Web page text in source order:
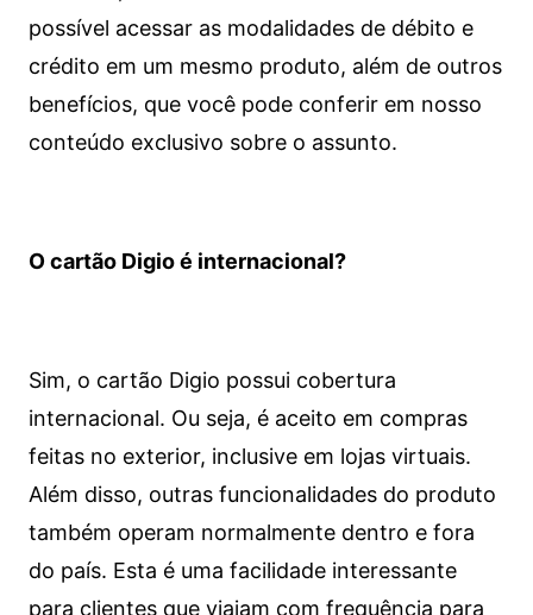
possível acessar as modalidades de débito e
crédito em um mesmo produto, além de outros
benefícios, que você pode conferir em nosso
conteúdo exclusivo sobre o assunto.
O cartão Digio é internacional?
Sim, o cartão Digio possui cobertura
internacional. Ou seja, é aceito em compras
feitas no exterior, inclusive em lojas virtuais.
Além disso, outras funcionalidades do produto
também operam normalmente dentro e fora
do país. Esta é uma facilidade interessante
para clientes que viajam com frequência para